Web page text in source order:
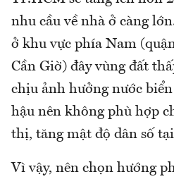
nhu cầu về nhà ở càng
ở khu vực phía Nam
Cần Giờ) đây vùng đất
chịu ảnh hưởng nước
hậu nên không phù hợp
thị, tăng mật độ dân số
Vì vậy, nên chọn hướng